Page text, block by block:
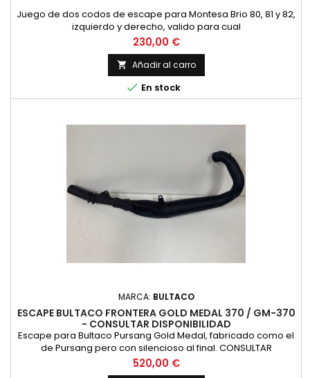
Juego de dos codos de escape para Montesa Brio 80, 81 y 82,
izquierdo y derecho, valido para cual
Precio
230,00 €
 Añadir al carro
 En stock
MARCA: BULTACO
ESCAPE BULTACO FRONTERA GOLD MEDAL 370 / GM-370
- CONSULTAR DISPONIBILIDAD
Escape para Bultaco Pursang Gold Medal, fabricado como el
de Pursang pero con silencioso al final. CONSULTAR
DISPONIBILIDAD
Precio
520,00 €